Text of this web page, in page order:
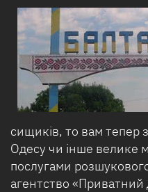
сищиків, то вам тепер
Одесу чи інше велике
послугами
агентство